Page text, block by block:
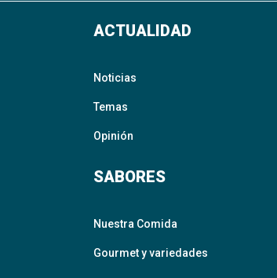
ACTUALIDAD
Noticias
Temas
Opinión
SABORES
Nuestra Comida
Gourmet y variedades